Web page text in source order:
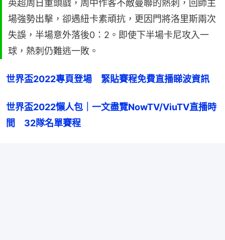
英超周日重頭戲，周中作客不敵曼聯的熱刺，回師主
場強勢出擊，卻遇紐卡素頑抗，更因門將洛里斯兩次
失誤，半場意外落後0：2。即使下半場卡尼攻入一
球，熱刺仍難逃一敗。
世界盃2022專頁登場　緊貼賽程免費直播睇波資訊
世界盃2022懶人包｜一文盡覽NowTV/ViuTV直播時
間　32隊名單賽程